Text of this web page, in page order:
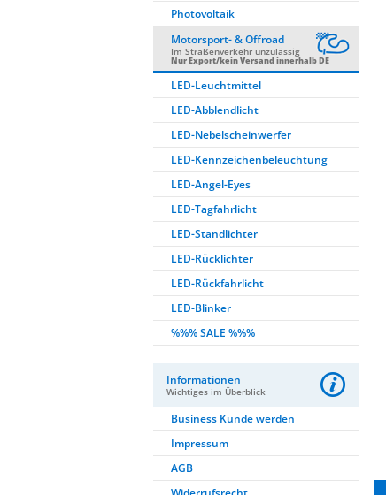
Photovoltaik
Motorsport- & Offroad
Im Straßenverkehr unzulässig
Nur Export/kein Versand innerhalb DE
LED-Leuchtmittel
LED-Abblendlicht
LED-Nebelscheinwerfer
LED-Kennzeichenbeleuchtung
LED-Angel-Eyes
LED-Tagfahrlicht
LED-Standlichter
LED-Rücklichter
LED-Rückfahrlicht
LED-Blinker
%%% SALE %%%
Informationen
Wichtiges im Überblick
Business Kunde werden
Impressum
AGB